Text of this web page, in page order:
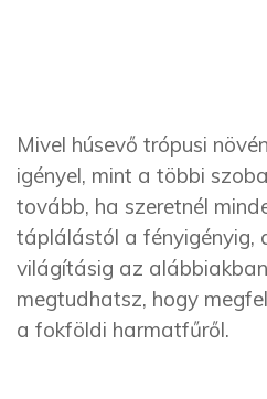
Mivel húsevő trópusi
igényel, mint a többi
tovább, ha szeretnél
táplálástól a fényigényig,
világításig az
megtudhatsz, hogy
a fokföldi harmatfűről.